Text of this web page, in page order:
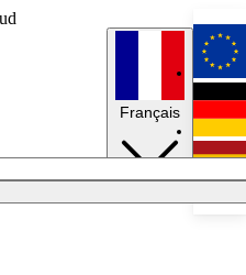
Français